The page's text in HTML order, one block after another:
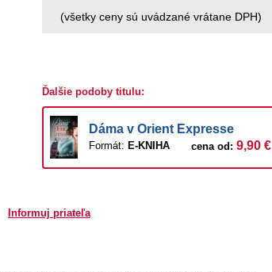
(všetky ceny sú uvádzané vrátane DPH)
Ďalšie podoby titulu:
Dáma v Orient Expresse
Formát: E-KNIHA cena od: 9,90 €
Informuj priateľa